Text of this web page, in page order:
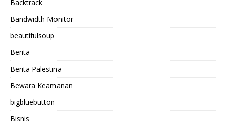
Backtrack
Bandwidth Monitor
beautifulsoup
Berita
Berita Palestina
Bewara Keamanan
bigbluebutton
Bisnis